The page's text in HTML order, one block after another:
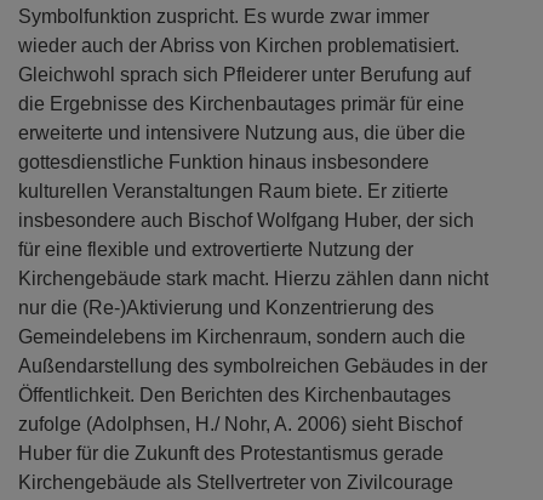
Symbolfunktion zuspricht. Es wurde zwar immer
wieder auch der Abriss von Kirchen problematisiert.
Gleichwohl sprach sich Pfleiderer unter Berufung auf
die Ergebnisse des Kirchenbautages primär für eine
erweiterte und intensivere Nutzung aus, die über die
gottesdienstliche Funktion hinaus insbesondere
kulturellen Veranstaltungen Raum biete. Er zitierte
insbesondere auch Bischof Wolfgang Huber, der sich
für eine flexible und extrovertierte Nutzung der
Kirchengebäude stark macht. Hierzu zählen dann nicht
nur die (Re-)Aktivierung und Konzentrierung des
Gemeindelebens im Kirchenraum, sondern auch die
Außendarstellung des symbolreichen Gebäudes in der
Öffentlichkeit. Den Berichten des Kirchenbautages
zufolge (Adolphsen, H./ Nohr, A. 2006) sieht Bischof
Huber für die Zukunft des Protestantismus gerade
Kirchengebäude als Stellvertreter von Zivilcourage